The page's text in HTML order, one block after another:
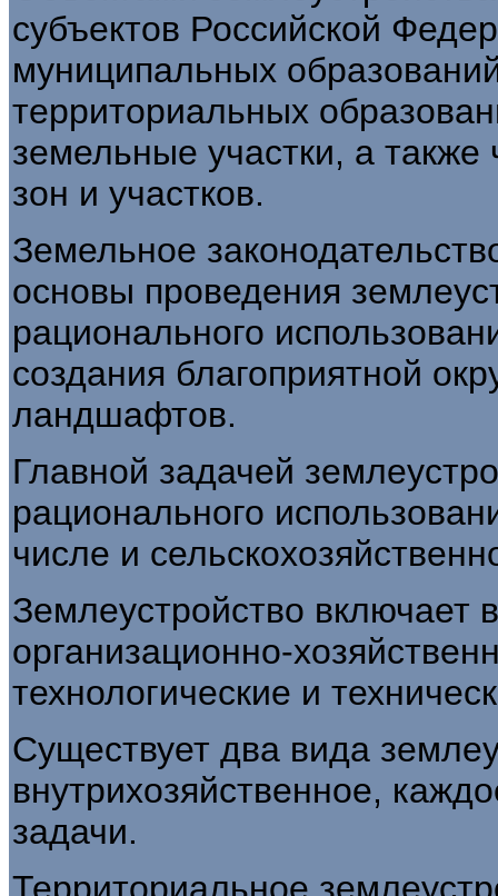
субъектов Российской
муниципальных
территориальных
земельные участки, а также
зон и участков.
Земельное
основы проведения
рационального
создания благоприятной
ландшафтов.
Главной задачей
рационального
числе и
Землеустройство включает
организационно-
технологические и
Существует два вида
внутрихозяйственное,
задачи.
Территориальное